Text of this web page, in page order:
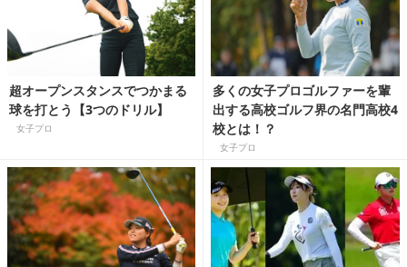
超オープンスタンスでつかまる
球を打とう【3つのドリル】
女子プロ
多くの女子プロゴルファーを輩
出する高校ゴルフ界の名門高校4
校とは！？
女子プロ